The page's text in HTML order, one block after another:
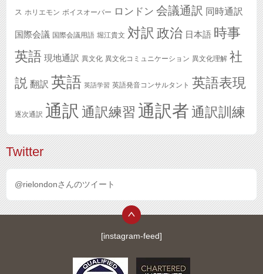
ス ホリエモン ボイスオーバー ロンドン 会議通訳 同時通訳
国際会議 国際会議用語 堀江貴文 対訳 政治 日本語 時事
英語 現地通訳 異文化 異文化コミュニケーション 異文化理解 社
説 翻訳 英語 英語学習 英語発音コンサルタント 英語表現
逐次通訳 通訳 通訳練習 通訳者 通訳訓練
Twitter
@rielondonさんのツイート
[instagram-feed]